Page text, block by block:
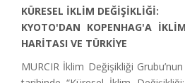
KÜRESEL İKLİM DEĞİŞİKLİĞİ:
KYOTO'DAN KOPENHAG'A
HARİTASI VE TÜRKİYE
MURCIR İklim Değişikliği